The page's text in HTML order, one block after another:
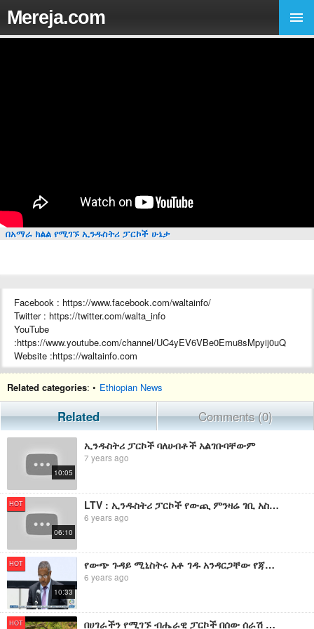
Mereja.com
በአማራ ክልል የሚገኙ ኢንዱስትሪ ፓርኮች ሁኔታ
Facebook : https://www.facebook.com/waltainfo/
Twitter : https://twitter.com/walta_info
YouTube
:https://www.youtube.com/channel/UC4yEV6VBe0Emu8sMpyij0uQ
Website :https://waltainfo.com
#WaltaTV
Related categories: • Ethiopian News
Related Comments (0)
10:05
ኢንዱስትሪ ፓርኮች ባለሀብቶች አልገቡባቸውም
7 years ago
HOT
06:10
LTV : ኢንዱስትሪ ፓርኮች የውጪ ምንዛሬ ገቢ አስገኙ
6 years ago
HOT
10:33
የውጭ ጉዳይ ሚኒስትሩ አቶ ገዱ አንዳርጋቸው የጃፓን ባለሀብቶች በኢትዮጵያ ኢንዱስትሪ ፓርኮች ላይ ኢንቨስት እንዲያደርጉ ጠየቁ።
6 years ago
HOT በሀገራችን የሚገኙ ብሔራዊ ፓርኮች በሰው ሰራሽ አደጋ ምክንያት እየተራቆቱ ነው፡፡ ኢቢኤስ አዲስ ነገር EBS What's New July 18, 2011